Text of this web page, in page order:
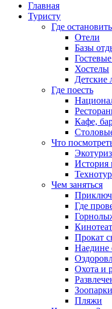
Главная
Туристу
Где
Отели
Базы
Хостелы
Детские
Где поесть
Кафе,
Что
История
Чем заняться
Где
Прокат
Наедине
Охота и
Зоопарки
Пляжи